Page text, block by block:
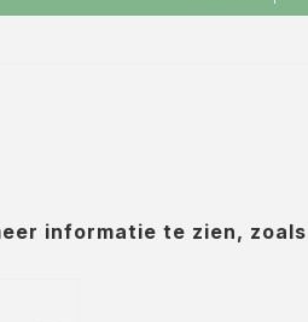
informatie te zien,